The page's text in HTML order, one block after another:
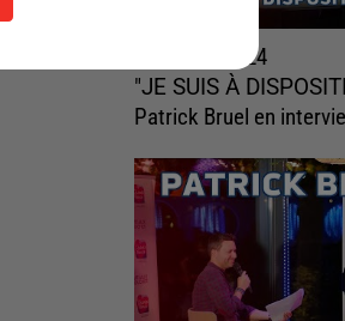
15 janvier 2024
"JE SUIS À
Patrick Bruel en